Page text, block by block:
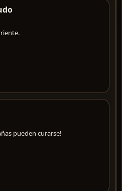
pueden curarse!